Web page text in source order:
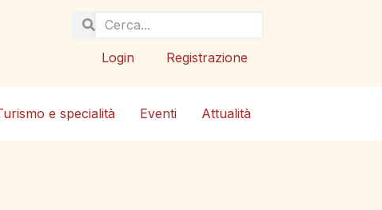
Login Registrazione
e specialità Eventi Attualità